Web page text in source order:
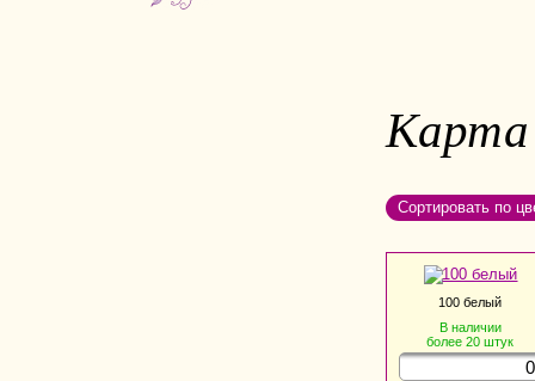
Карта
Сортировать по
100 белый
В наличии
более 20штук